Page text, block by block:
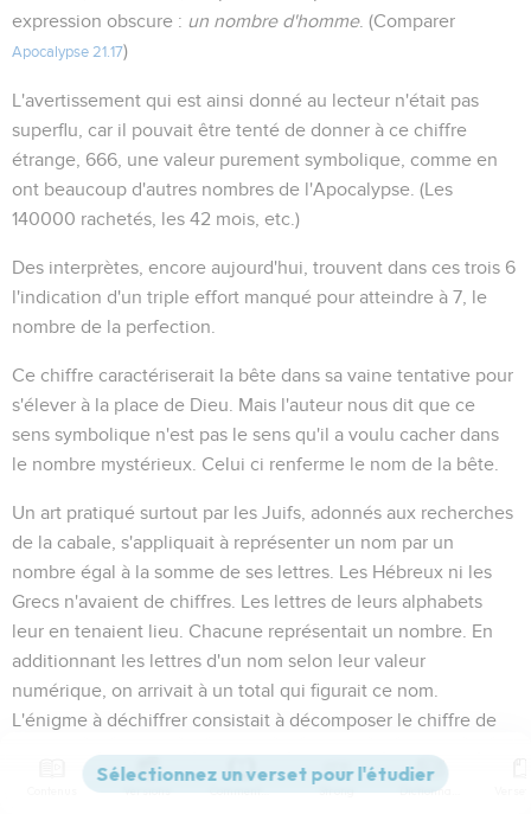
expression obscure : un nombre d'homme. (Comparer
Apocalypse 21.17)
L'avertissement qui est ainsi donné au lecteur n'était pas
superflu, car il pouvait être tenté de donner à ce chiffre
étrange, 666, une valeur purement symbolique, comme en
ont beaucoup d'autres nombres de l'Apocalypse. (Les
140000 rachetés, les 42 mois, etc.)
Des interprètes, encore aujourd'hui, trouvent dans ces trois 6
l'indication d'un triple effort manqué pour atteindre à 7, le
nombre de la perfection.
Ce chiffre caractériserait la bête dans sa vaine tentative pour
s'élever à la place de Dieu. Mais l'auteur nous dit que ce
sens symbolique n'est pas le sens qu'il a voulu cacher dans
le nombre mystérieux. Celui ci renferme le nom de la bête.
Un art pratiqué surtout par les Juifs, adonnés aux recherches
de la cabale, s'appliquait à représenter un nom par un
nombre égal à la somme de ses lettres. Les Hébreux ni les
Grecs n'avaient de chiffres. Les lettres de leurs alphabets
leur en tenaient lieu. Chacune représentait un nombre. En
additionnant les lettres d'un nom selon leur valeur
numérique, on arrivait à un total qui figurait ce nom.
L'énigme à déchiffrer consistait à décomposer le chiffre de
un nombre d'hommesignifie un nombre ordinaire, ayant
Versions Commentaires Strong